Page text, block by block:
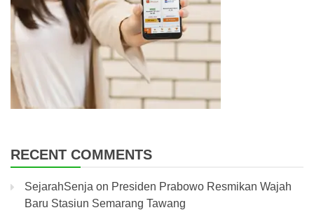
RECENT COMMENTS
SejarahSenja on Presiden Prabowo Resmikan Wajah
Baru Stasiun Semarang Tawang